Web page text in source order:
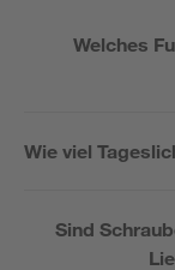
Welches
Wie viel
Sind